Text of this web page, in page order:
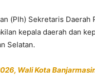
(Plh) Sekretaris
kepala daerah dan
Selatan.
Wali Kota